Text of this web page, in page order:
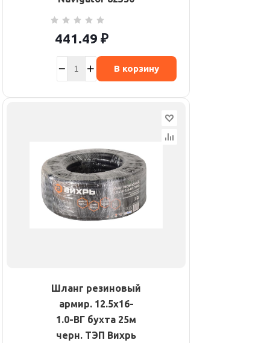
441.49 ₽
В корзину
Шланг резиновый
армир. 12.5х16-
1.0-ВГ бухта 25м
черн. ТЭП Вихрь